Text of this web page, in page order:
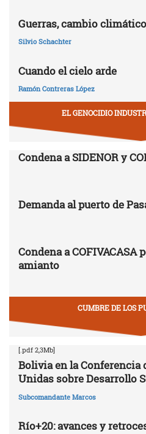
Guerras, cambio
Silvio Schachter
Cuando el cielo arde
Ramón Contreras López
EL GENOCIDIO
Condena a SIDENOR y
Demanda al puerto de
Condena a
amianto
CUMBRE DE LOS
[.pdf 2,3Mb]
Bolivia en la Conferencia
Unidas sobre Desarrollo
Subcomandante Marcos
Río+20: avances y